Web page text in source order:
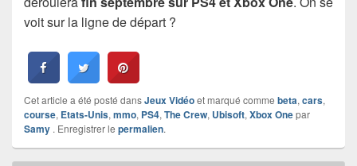
voit sur la ligne de départ ?
Cet article a été posté dansJeux Vidéoet marqué comme beta, cars,
course, Etats-Unis, mmo, PS4, The Crew, Ubisoft, Xbox Onepar
Samy . Enregistrer le permalien.